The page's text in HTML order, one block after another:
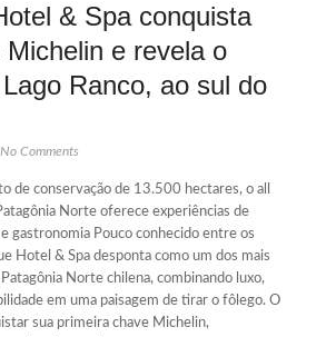
& Spa conquista
e revela o
Ranco, ao sul do
No Comments
de conservação de 13.500 hectares, o all
Norte oferece experiências de
gastronomia Pouco conhecido entre os
Hotel & Spa desponta como um dos mais
Norte chilena, combinando luxo,
em uma paisagem de tirar o fôlego. O
sua primeira chave Michelin,